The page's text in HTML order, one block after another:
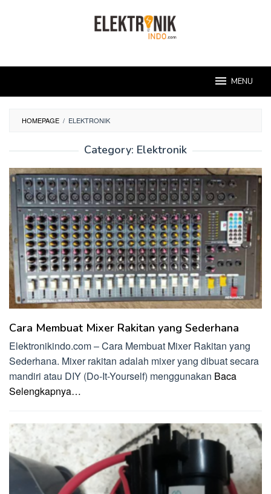
MENU
HOMEPAGE / ELEKTRONIK
Category: Elektronik
Cara Membuat Mixer Rakitan yang Sederhana
Elektronikindo.com – Cara Membuat Mixer Rakitan yang
Sederhana. Mixer rakitan adalah mixer yang dibuat secara
mandiri atau DIY (Do-It-Yourself) menggunakan Baca
Selengkapnya…